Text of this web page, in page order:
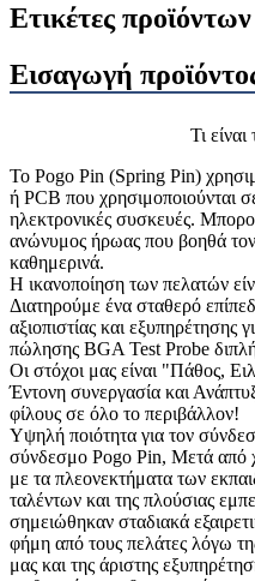
Ετικέτες προϊόντων
Εισαγωγή
Τι
Το Pogo Pin (Spring Pin)
ή PCB που χρησιμοποιούνται
ηλεκτρονικές συσκευές.
ανώνυμος ήρωας που βοηθά
καθημερινά.
Η ικανοποίηση των πελατών
Διατηρούμε ένα σταθερό
αξιοπιστίας και εξυπηρέτησης
πώλησης BGA Test Probe
Οι στόχοι μας είναι "Πάθος,
Έντονη συνεργασία και
φίλους σε όλο το περιβάλλον!
Υψηλή ποιότητα για τον
σύνδεσμο Pogo Pin, Μετά από
με τα πλεονεκτήματα των
ταλέντων και της πλούσιας
σημειώθηκαν σταδιακά
φήμη από τους πελάτες λόγω
μας και της άριστης